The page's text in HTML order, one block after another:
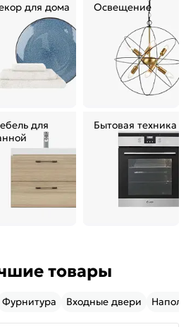
для дома Освещение
для
Бытовая техника
товары
Фурнитура Входные двери